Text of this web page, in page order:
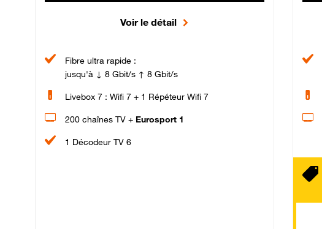
Voir le détail
Fibre ultra rapide :
jusqu'à ↓ 8 Gbit/s ↑ 8 Gbit/s
Livebox 7 : Wifi 7 + 1 Répéteur Wifi 7
200 chaînes TV + Eurosport 1
1 Décodeur TV 6